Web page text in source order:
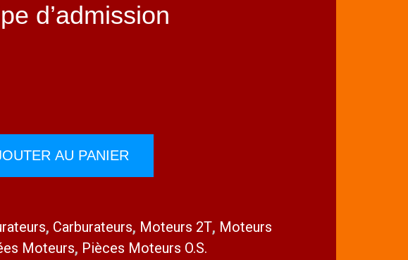
d’admission
AU PANIER
, Carburateurs, Moteurs 2T, Moteurs
Moteurs, Pièces Moteurs O.S.